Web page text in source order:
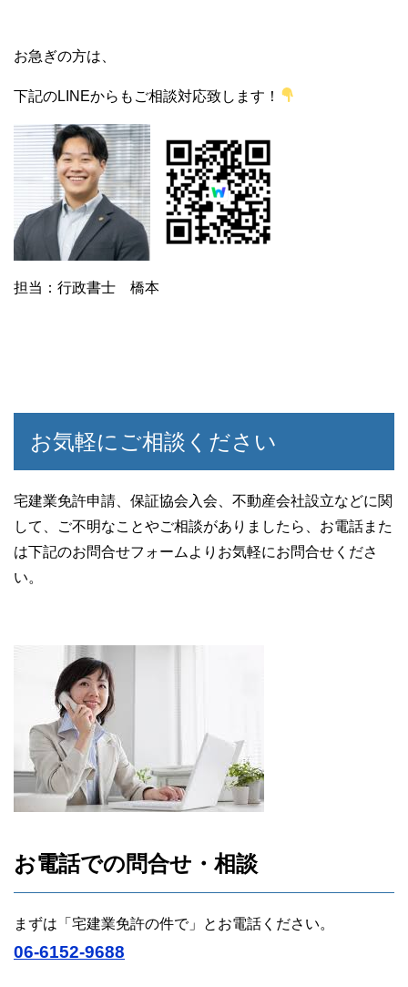
お急ぎの方は、
下記のLINEからもご相談対応致します！
担当：行政書士 橋本
お気軽にご相談ください
宅建業免許申請、保証協会入会、不動産会社設立などに関
して、ご不明なことやご相談がありましたら、お電話また
は下記のお問合せフォームよりお気軽にお問合せくださ
い。
お電話での問合せ・相談
まずは「宅建業免許の件で」とお電話ください。
06-6152-9688